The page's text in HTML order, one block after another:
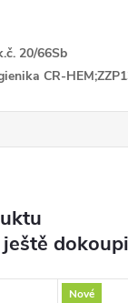
20/66Sb
CR-
Nové